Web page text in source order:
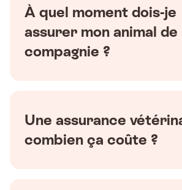
À quel moment dois-je
assurer mon animal de
compagnie ?
Une assurance
combien ça coûte ?